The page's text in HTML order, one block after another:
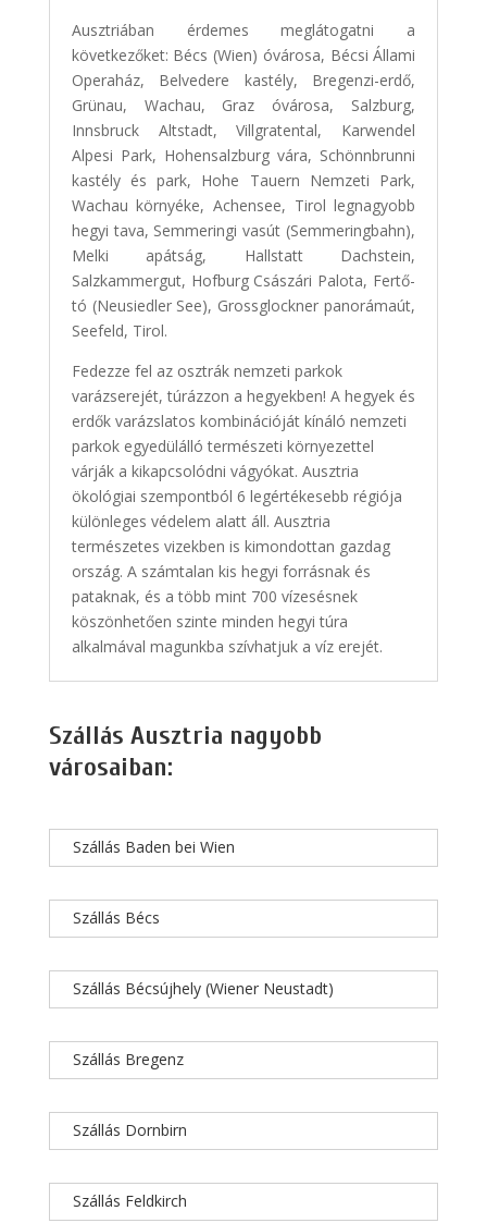
Ausztriában érdemes meglátogatni a
következőket: Bécs (Wien) óvárosa, Bécsi Állami
Operaház, Belvedere kastély, Bregenzi-erdő,
Grünau, Wachau, Graz óvárosa, Salzburg,
Innsbruck Altstadt, Villgratental, Karwendel
Alpesi Park, Hohensalzburg vára, Schönnbrunni
kastély és park, Hohe Tauern Nemzeti Park,
Wachau környéke, Achensee, Tirol legnagyobb
hegyi tava, Semmeringi vasút (Semmeringbahn),
Melki apátság, Hallstatt Dachstein,
Salzkammergut, Hofburg Császári Palota, Fertő-
tó (Neusiedler See), Grossglockner panorámaút,
Seefeld, Tirol.
Fedezze fel az osztrák nemzeti parkok
varázserejét, túrázzon a hegyekben! A hegyek és
erdők varázslatos kombinációját kínáló nemzeti
parkok egyedülálló természeti környezettel
várják a kikapcsolódni vágyókat. Ausztria
ökológiai szempontból 6 legértékesebb régiója
különleges védelem alatt áll. Ausztria
természetes vizekben is kimondottan gazdag
ország. A számtalan kis hegyi forrásnak és
pataknak, és a több mint 700 vízesésnek
köszönhetően szinte minden hegyi túra
alkalmával magunkba szívhatjuk a víz erejét.
Szállás Ausztria nagyobb
városaiban:
Szállás Baden bei Wien
Szállás Bécs
Szállás Bécsújhely (Wiener Neustadt)
Szállás Bregenz
Szállás Dornbirn
Szállás Feldkirch